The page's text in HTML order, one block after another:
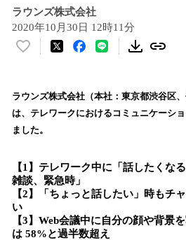
ラウンズ株式会社
2020年10月30日 12時11分
い
！
数
を
込
み
中
で
す
ラウンズ株式会社（本社：東京都渋谷区、
は、テレワークにおけるコミュニケーシ
ました。
【1】テレワーク中に「話したくな
雑談、緊急時」
【2】「ちょっと話したい」時もチ
い
【3】Web会議中に自分の顔や背景
は 58%と過半数超え